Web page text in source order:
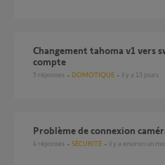
Changement tahoma v1 vers switch. Problème connexion
compte
5 réponses DOMOTIQUE il y a 13 jours
Problème de connexion
4 réponses SÉCURITÉ il y a environ un